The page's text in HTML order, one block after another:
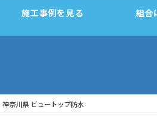
施工事例を見る 組合
神奈川県 ビュートップ防水